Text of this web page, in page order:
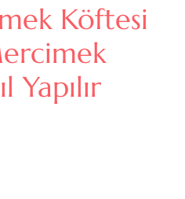
Köftesi
Yapılır